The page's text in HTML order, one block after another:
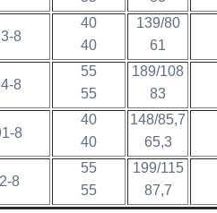
8
40
40
139/80
61
8
55
55
189/108
83
8
40
40
148/85,7
65,3
8
55
55
199/115
87,7